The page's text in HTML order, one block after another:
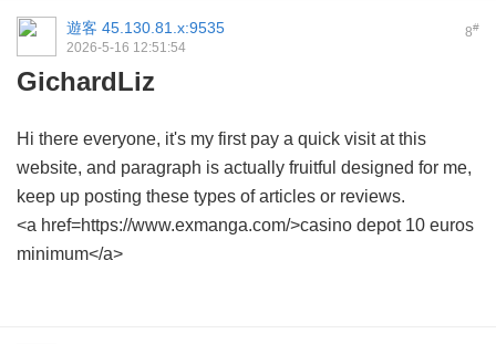
8#
遊客 45.130.81.x:9535
2026-5-16 12:51:54
GichardLiz
Hi there everyone, it's my first pay a quick visit at this
website, and paragraph is actually fruitful designed for me,
keep up posting these types of articles or reviews.
<a href=https://www.exmanga.com/>casino depot 10 euros
minimum</a>